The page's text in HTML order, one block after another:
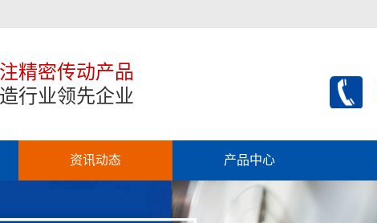
精密传动产品
行业领先企业
资讯动态 产品中心